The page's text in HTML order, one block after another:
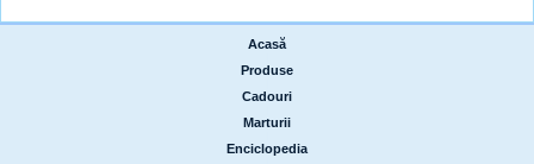
Acasă
Produse
Cadouri
Marturii
Enciclopedia